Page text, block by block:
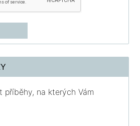
příběhy, na kterých Vám